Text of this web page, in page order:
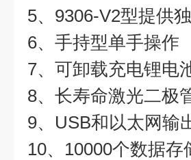
5、9306-V2型提供
6、手持型单手操作
7、可卸载充电锂电
8、长寿命激光二极
9、USB和以太网输
10、10000个数据